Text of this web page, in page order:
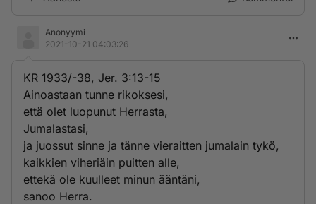
Anonyymi
2021-10-21 04:03:26
KR 1933/-38, Jer. 3:13-15
Ainoastaan tunne rikoksesi,
että olet luopunut Herrasta,
Jumalastasi,
ja juossut sinne ja tänne vieraitten jumalain tykö,
kaikkien viheriäin puitten alle,
ettekä ole kuulleet minun ääntäni,
sanoo Herra.